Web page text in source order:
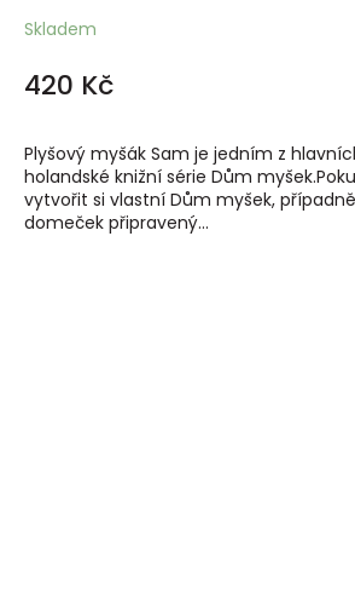
Skladem
420 Kč
Plyšový myšák Sam je jedním z
holandské knižní série Dům
vytvořit si vlastní Dům myšek,
domeček připravený...